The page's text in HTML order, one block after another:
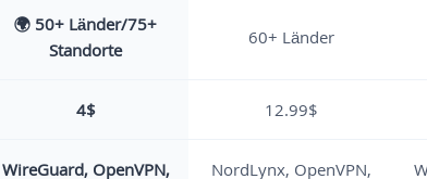
🌍 50+ Länder/75+
Standorte
60+ Länder
4$ 12.99$
WireGuard, OpenVPN,
NordLynx, OpenVPN,